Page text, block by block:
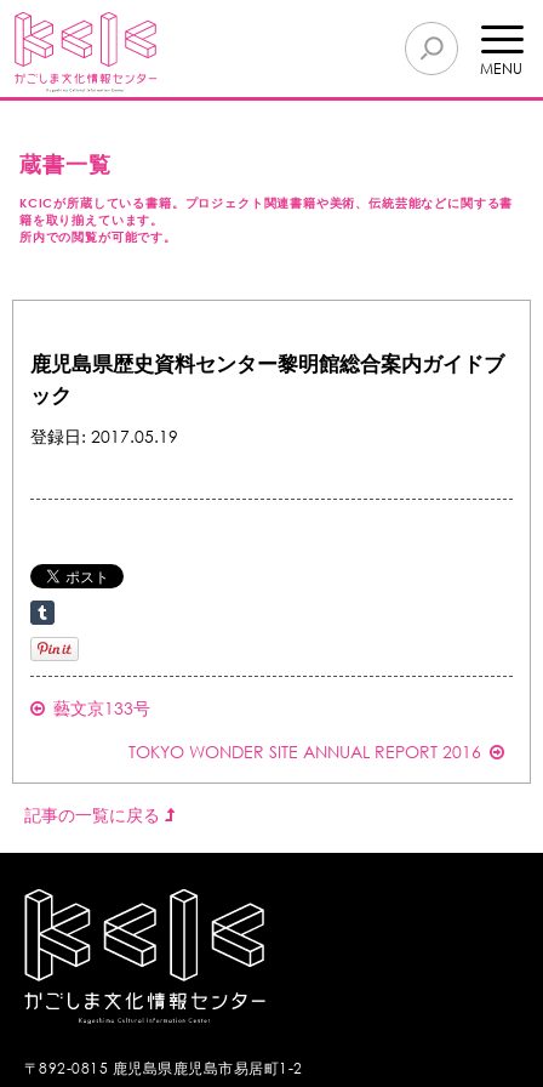
MENU
蔵書一覧
KCICが所蔵している書籍。プロジェクト関連書籍や美術、伝統芸能などに関する書
籍を取り揃えています。
所内での閲覧が可能です。
鹿児島県歴史資料センター黎明館総合案内ガイドブ
ック
登録日: 2017.05.19
藝文京133号
TOKYO WONDER SITE ANNUAL REPORT 2016
記事の一覧に戻る
〒892-0815 鹿児島県鹿児島市易居町1-2